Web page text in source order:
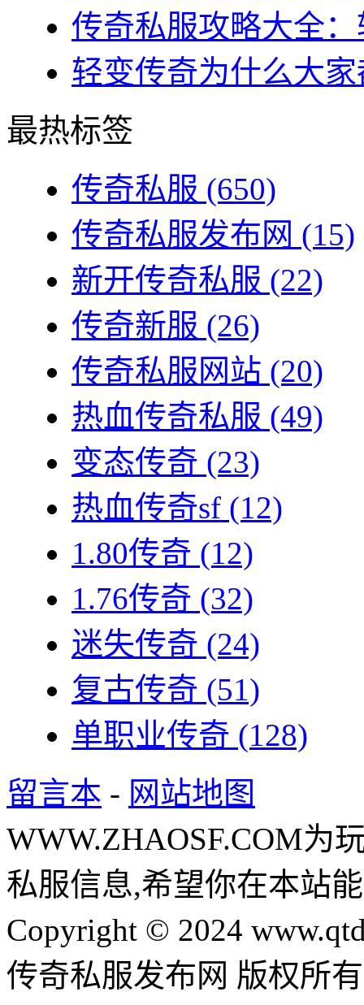
传奇私服攻略大全
轻变传奇为什么大
最热标签
传奇私服 (650)
传奇私服发布网 (15)
新开传奇私服 (22)
传奇新服 (26)
传奇私服网站 (20)
热血传奇私服 (49)
变态传奇 (23)
热血传奇sf (12)
1.80传奇 (12)
1.76传奇 (32)
迷失传奇 (24)
复古传奇 (51)
单职业传奇 (128)
留言本 - 网站地图
WWW.ZHAOSF.COM为
私服信息,希望你在本站
Copyright © 2024
传奇私服发布网 版权所有